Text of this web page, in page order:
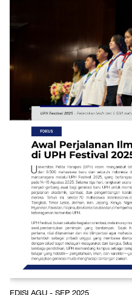
EDISI AGU - SEP 2025